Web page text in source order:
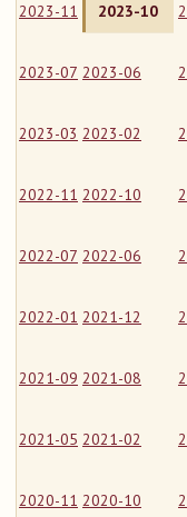
2023-11 2023-10
2023-07 2023-06
2023-03 2023-02
2022-11 2022-10
2022-07 2022-06
2022-01 2021-12
2021-09 2021-08
2021-05 2021-02
2020-11 2020-10